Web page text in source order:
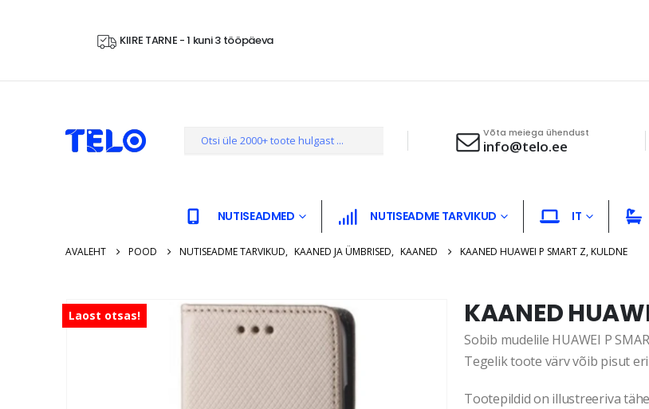
KIIRE TARNE - 1 kuni 3 tööpäeva
Võta meiega ühendust
info@telo.ee
NUTISEADMED NUTISEADME TARVIKUD IT
AVALEHT POOD NUTISEADME TARVIKUD, KAANED JA ÜMBRISED, KAANED KAANED HUAWEI P SMART Z, KULDNE
Laost otsas! KAANED
Sobib mudelile HUAWEI P
Tegelik toote värv võib pisut
Tootepildid on illustreeriva